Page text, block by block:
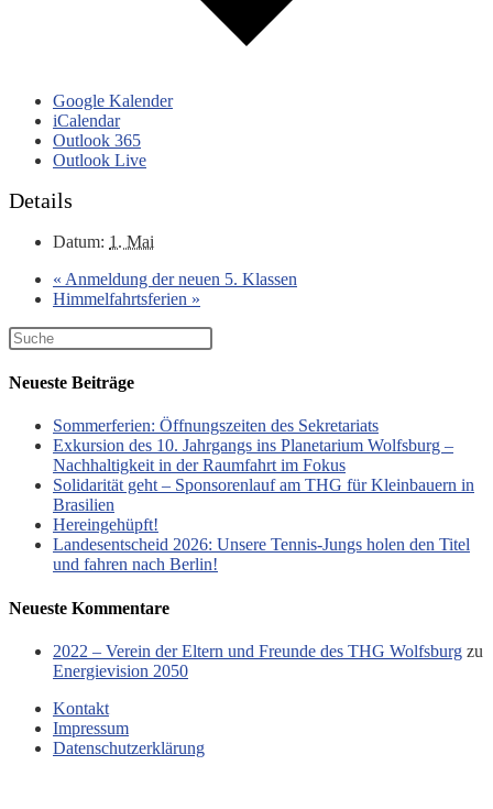
Google Kalender
iCalendar
Outlook 365
Outlook Live
Details
Datum: 1. Mai
« Anmeldung der neuen 5. Klassen
Himmelfahrtsferien »
Neueste Beiträge
Sommerferien: Öffnungszeiten des Sekretariats
Exkursion des 10. Jahrgangs ins Planetarium Wolfsburg –
Nachhaltigkeit in der Raumfahrt im Fokus
Solidarität geht – Sponsorenlauf am THG für Kleinbauern in
Brasilien
Hereingehüpft!
Landesentscheid 2026: Unsere Tennis‑Jungs holen den Titel
und fahren nach Berlin!
Neueste Kommentare
2022 – Verein der Eltern und Freunde des THG Wolfsburg zu
Energievision 2050
Kontakt
Impressum
Datenschutzerklärung